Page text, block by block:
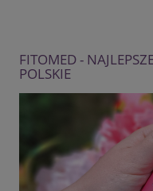
FITOMED -
POLSKIE